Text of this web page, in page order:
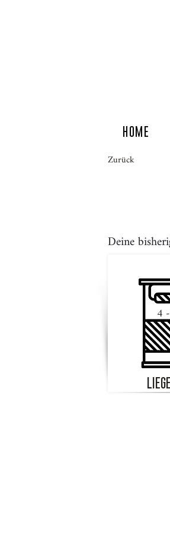
HOME
Zurück
Deine
4